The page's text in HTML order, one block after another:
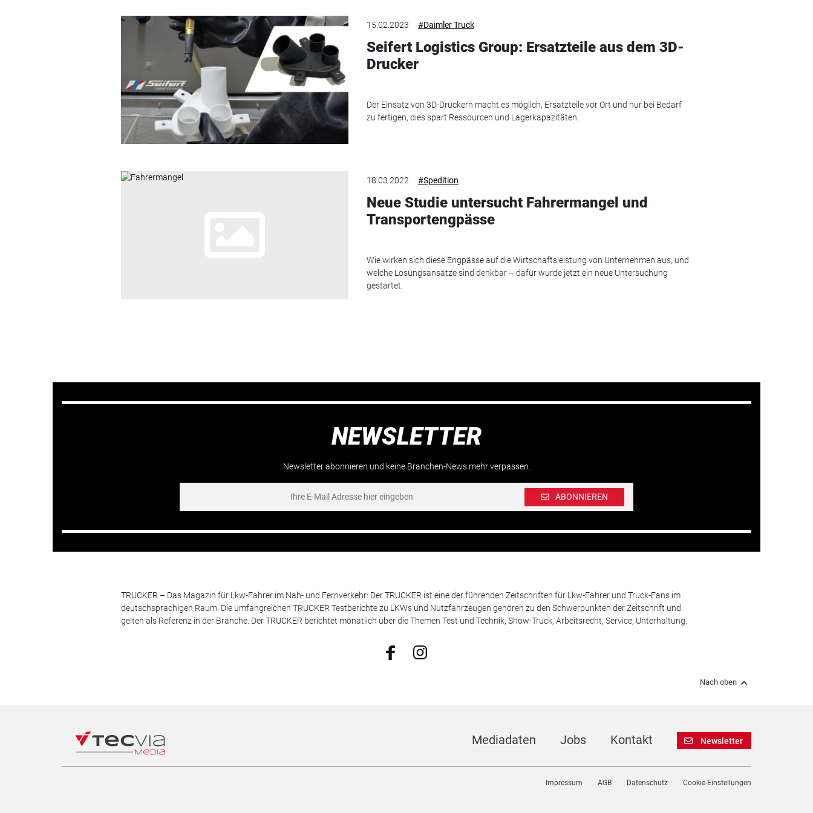
15.02.2023 #Daimler Truck
Seifert Logistics Group: Ersatzteile aus dem 3D-
Drucker
Der Einsatz von 3D-Druckern macht es möglich, Ersatzteile vor Ort und nur bei Bedarf
zu fertigen, dies spart Ressourcen und Lagerkapazitäten.
18.03.2022 #Spedition
Neue Studie untersucht Fahrermangel und
Transportengpässe
Wie wirken sich diese Engpässe auf die Wirtschaftsleistung von Unternehmen aus, und
welche Lösungsansätze sind denkbar – dafür wurde jetzt ein neue Untersuchung
gestartet.
NEWSLETTER
Newsletter abonnieren und keine Branchen-News mehr verpassen.
ABONNIEREN
TRUCKER – Das Magazin für Lkw-Fahrer im Nah- und Fernverkehr: Der TRUCKER ist eine der führenden Zeitschriften für Lkw-Fahrer und Truck-Fans im
deutschsprachigen Raum. Die umfangreichen TRUCKER Testberichte zu LKWs und Nutzfahrzeugen gehören zu den Schwerpunkten der Zeitschrift und
gelten als Referenz in der Branche. Der TRUCKER berichtet monatlich über die Themen Test und Technik, Show-Truck, Arbeitsrecht, Service, Unterhaltung.
Nach oben
Mediadaten Jobs Kontakt Newsletter
Impressum AGB Datenschutz Cookie-Einstellungen